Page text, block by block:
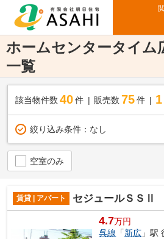
ホームセンタータイム
一覧
該当物件数 40件 販売数 75 件
絞り込み条件： なし
空室のみ
賃貸 | アパート セジュールＳＳⅡ
4.7万円
呉線 「新広 」駅